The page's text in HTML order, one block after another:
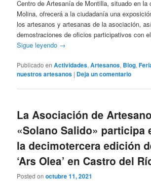
Centro de Artesanía de Montilla, situado en la
Molina, ofrecerá a la ciudadanía una
los artesanos y artesanas de la asociación,
demostraciones de oficios participativos con
Sigue leyendo →
Publicado en Actividades,Artesanos, Blog,
nuestros artesanos | Deja un comentario
La Asociación de
«Solano Salido» participa
la decimotercera edición
‘Ars Olea’ en Castro del
Posted onoctubre 11, 2021